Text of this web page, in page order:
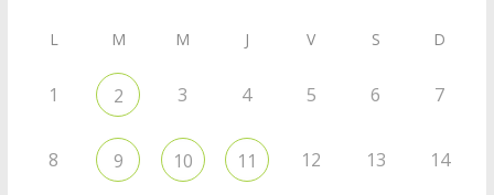
L M M J V S D
1 2 3 4 5 6 7
8 9 10 11 12 13 14